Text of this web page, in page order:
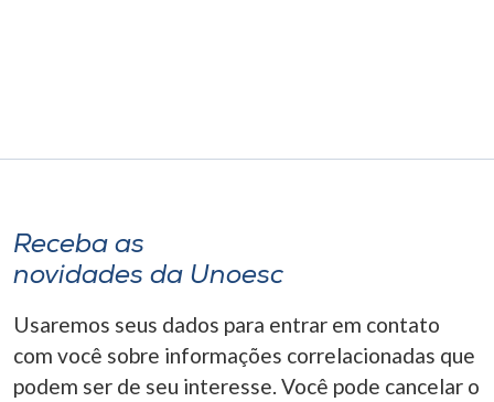
A+
Receba as
novidades da Unoesc
Usaremos seus dados para entrar em contato
com você sobre informações correlacionadas que
podem ser de seu interesse. Você pode cancelar o